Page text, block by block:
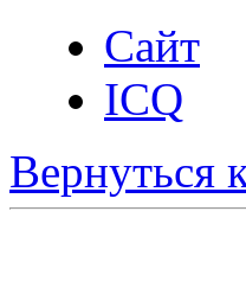
Сайт
ICQ
Вернуться